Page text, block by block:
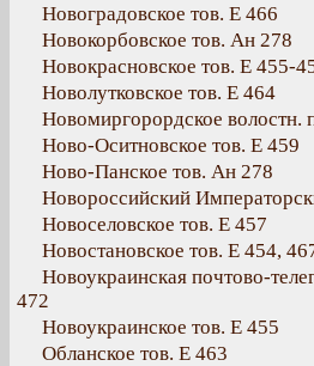
Новоградовское тов. Е 466
Новокорбовское тов. Ан 278
Новокрасновское тов. Е 455-
Новолутковское тов. Е 464
Новомиргорордское волостн.
Ново-Оситновское тов. Е 459
Ново-Панское тов. Ан 278
Новороссийский
Новоселовское тов. Е 457
Новостановское тов. Е 454,
Новоукраинская почтово-
472
Новоукраинское тов. Е 455
Обланское тов. Е 463